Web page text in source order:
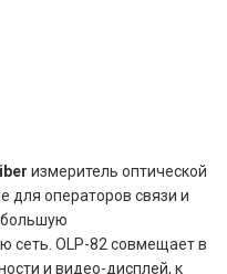
измеритель оптической
для операторов связи и
сеть. OLP-82 совмещает в
и видео-дисплей, к